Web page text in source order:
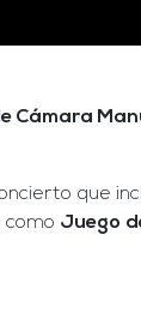
Cámara
que
como Juego